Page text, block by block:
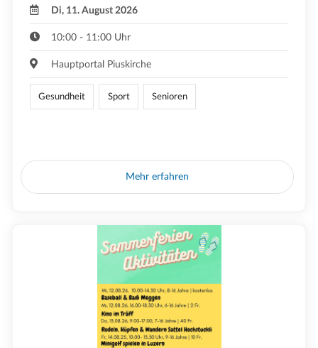
Di, 11. August 2026
10:00 - 11:00 Uhr
Hauptportal Piuskirche
Gesundheit Sport Senioren
Mehr erfahren